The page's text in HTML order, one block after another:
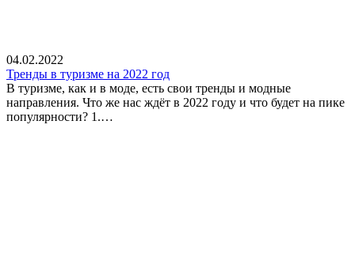
04.02.2022
Тренды в туризме на 2022 год
В туризме, как и в моде, есть свои тренды и модные
направления. Что же нас ждёт в 2022 году и что будет на пике
популярности? 1.…